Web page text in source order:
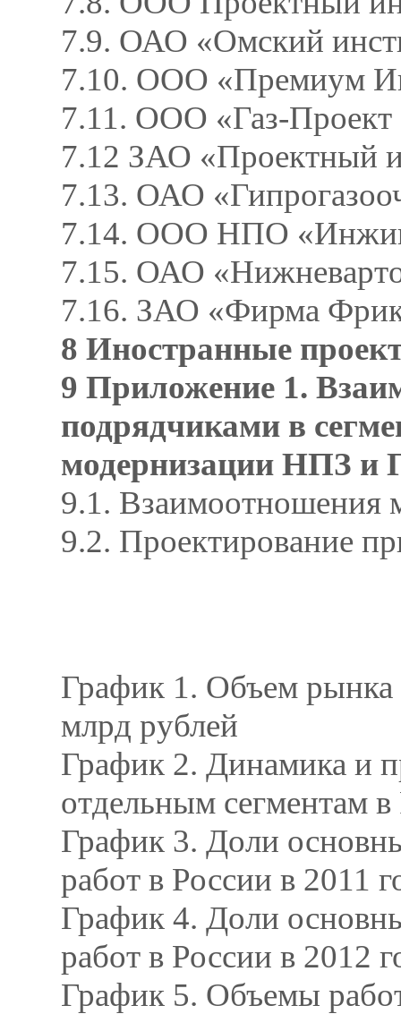
7.9. ОАО «Омский
7.10. ООО «Премиум
7.11. ООО «Газ-
7.12 ЗАО «Проектный
7.13. ОАО
7.14. ООО НПО
7.15. ОАО
7.16. ЗАО «Фирма
8 Иностранные
9 Приложение 1.
подрядчиками в
модернизации НПЗ и
9.1. Взаимоотношения
9.2. Проектирование
График 1. Объем рынка
млрд рублей
График 2. Динамика и
отдельным сегментам
График 3. Доли
работ в России в 2011
График 4. Доли
работ в России в 2012
График 5. Объемы